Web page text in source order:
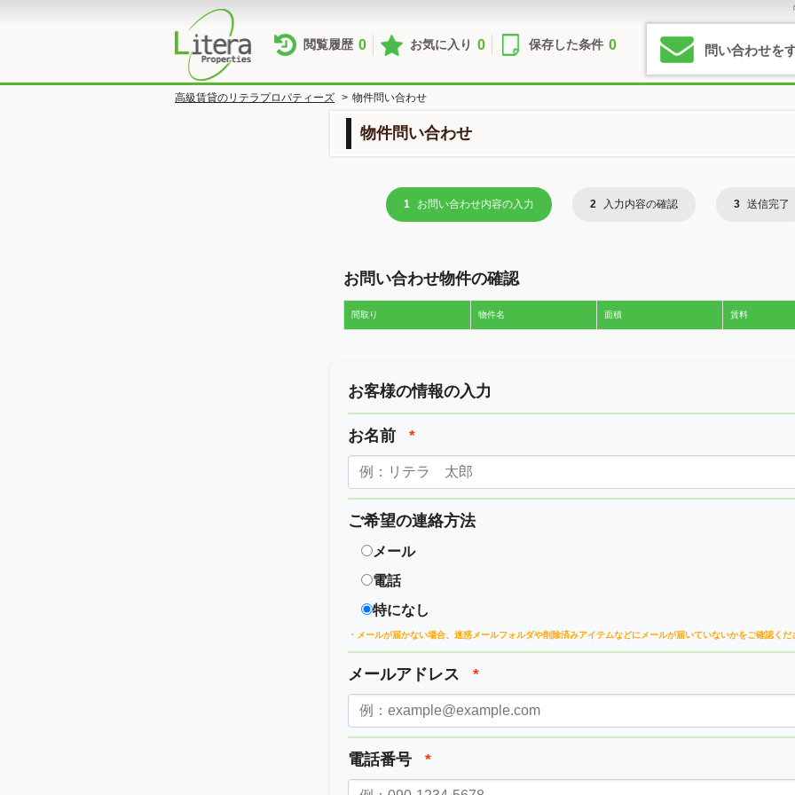
閲覧履歴 0 お気に入り 0 保存した条件 0 問い合わせを
高級賃貸のリテラプロパティーズ > 物件問い合わせ
物件問い合わせ
1 お問い合わせ内容の入力 2 入力内容の確認 3 送信完了
お問い合わせ物件の確認
間取り 物件名 面積 賃料
お客様の情報の入力
お名前 *
ご希望の連絡方法
メール
電話
特になし
・メールが届かない場合、 迷惑メールフォルダや削除済みアイテムなどに メールが届いていないかをご確認くだ
メールアドレス *
電話番号 *